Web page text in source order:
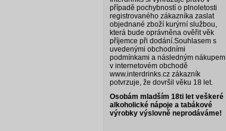
případě pochybností o plnoletosti
registrovaného zákazníka zaslat
objednané zboží kurýrní službou,
která bude oprávněna ověřit věk
příjemce při dodání.Souhlasem s
uvedenými obchodními
podmínkami a následným nákupem
v internetovém obchodě
www.interdrinks.cz zákazník
potvrzuje, že dovršil věku 18 let.
Osobám mladším 18ti let veškeré
alkoholické nápoje a tabákové
výrobky výslovně neprodáváme!